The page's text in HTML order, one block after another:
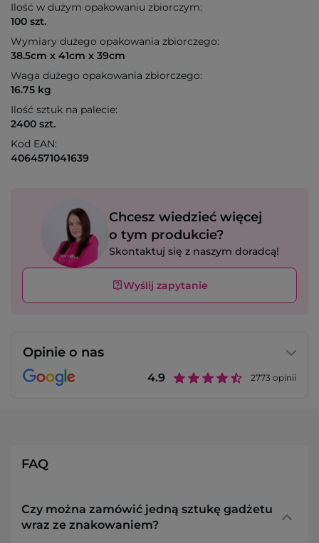
Ilość w dużym opakowaniu zbiorczym:
100 szt.
Wymiary dużego opakowania zbiorczego:
38.5cm x 41cm x 39cm
Waga dużego opakowania zbiorczego:
16.75 kg
Ilość sztuk na palecie:
2400 szt.
Kod EAN:
4064571041639
Chcesz wiedzieć więcej
o tym produkcie?
Skontaktuj się z naszym doradcą!
Wyślij zapytanie
Opinie o nas
4.9 2773 opinii
FAQ
Czy można zamówić jedną sztukę gadżetu
wraz ze znakowaniem?